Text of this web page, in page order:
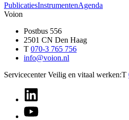
PublicatiesInstrumentenAgenda
Voion
Postbus 556
2501 CN Den Haag
T 070-3 765 756
info@voion.nl
Servicecenter Veilig en vitaal werken:T